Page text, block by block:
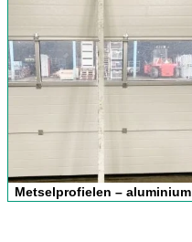
Metselprofielen – aluminium